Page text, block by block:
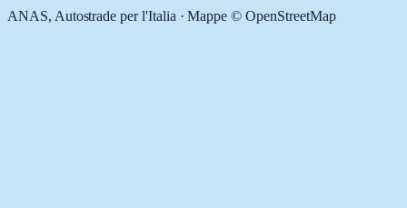
ANAS, Autostrade per l'Italia · Mappe © OpenStreetMap